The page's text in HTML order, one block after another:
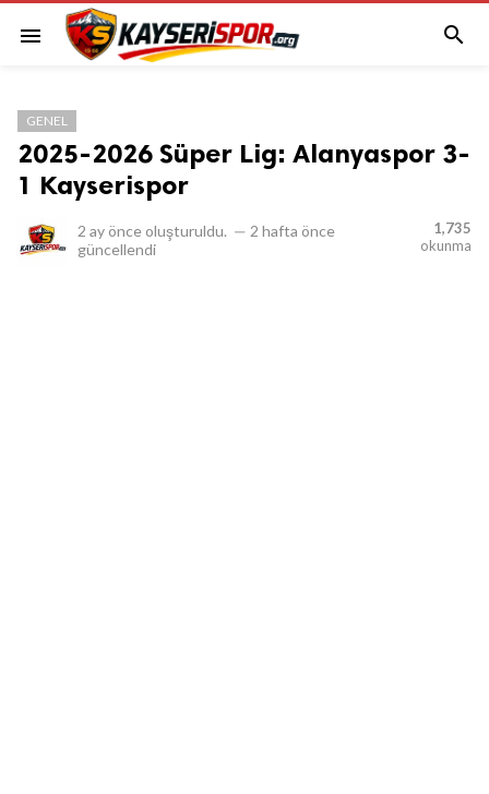
menu 
GENEL
2025-2026 Süper Lig: Alanyaspor 3-
1 Kayserispor
2 ay önce oluşturuldu. — 2 hafta önce
güncellendi
1,735
okunma